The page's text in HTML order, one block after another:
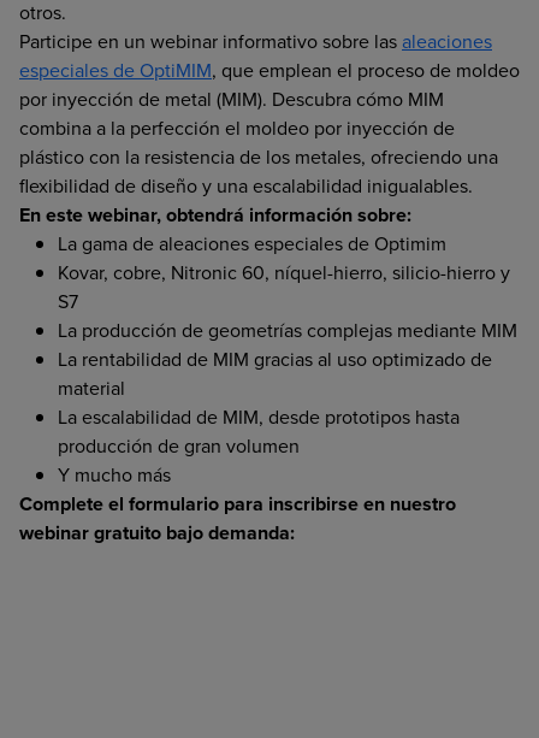
otros.
Participe en un webinar informativo sobre las aleaciones
especiales de OptiMIM, que emplean el proceso de moldeo
por inyección de metal (MIM). Descubra cómo MIM
combina a la perfección el moldeo por inyección de
plástico con la resistencia de los metales, ofreciendo una
flexibilidad de diseño y una escalabilidad inigualables.
En este webinar, obtendrá información sobre:
La gama de aleaciones especiales de Optimim
Kovar, cobre, Nitronic 60, níquel-hierro, silicio-hierro y
S7
La producción de geometrías complejas mediante MIM
La rentabilidad de MIM gracias al uso optimizado de
material
La escalabilidad de MIM, desde prototipos hasta
producción de gran volumen
Y mucho más
Complete el formulario para inscribirse en nuestro
webinar gratuito bajo demanda: